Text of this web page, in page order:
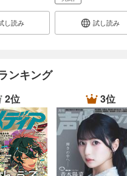
試し読み
年11月号
カート
し読み 試し読み
ンキング
2位 3位